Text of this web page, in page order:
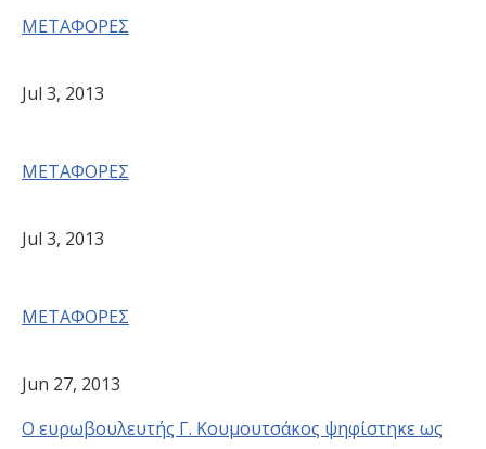
ΜΕΤΑΦΟΡΕΣ
Jul 3, 2013
ΜΕΤΑΦΟΡΕΣ
Jul 3, 2013
ΜΕΤΑΦΟΡΕΣ
Jun 27, 2013
Ο ευρωβουλευτής Γ. Κουμουτσάκος ψηφίστηκε ως